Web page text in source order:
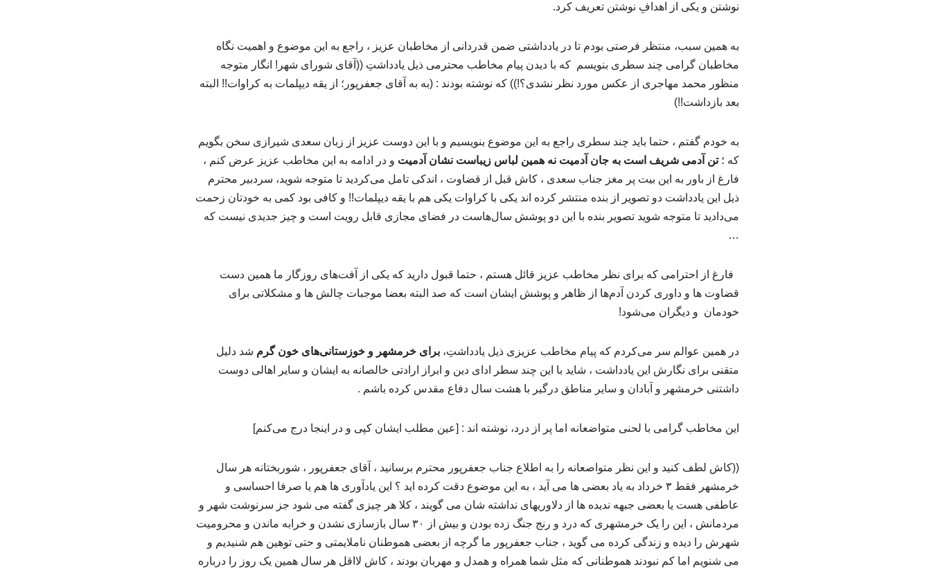
نوشتن و یکی از اهدافِ نوشتن تعریف کرد.
به همین سبب، منتظر فرصتی بودم تا در یادداشتی ضمن قدردانی از مخاطبان عزیز ، راجع به این موضوع و اهمیت نگاه
مخاطبان گرامی چند سطری بنویسم که با دیدن پیام مخاطب محترمی ذیل یادداشتِ ((آقای شورای شهر! انگار متوجه
منظور محمد مهاجری از عکس مورد نظر نشدی؟!)) که نوشته بودند : (به به آقای جعفرپور؛ از یقه دیپلمات به کراوات!! البته
بعد بازداشت!!)
به خودم گفتم ، حتما باید چند سطری راجع به این موضوع بنویسیم و با این دوست عزیز از زبان سعدی شیرازی سخن بگویم
که ؛تن آدمی شریف است به جان آدمیت نه همین لباس زیباست نشان آدمیت و در ادامه به این مخاطب عزیز عرض کنم ،
فارغ از باور به این بیت پر مغز جناب سعدی ، کاش قبل از قضاوت ، اندکی تامل می‌کردید تا متوجه شوید، سردبیر محترم
ذیل این یادداشت دو تصویر از بنده منتشر کرده اند یکی با کراوات یکی هم با یقه دیپلمات!! و کافی بود کمی به خودتان زحمت
می‌دادید تا متوجه شوید تصویر بنده با این دو پوشش سال‌هاست در فضای مجازی قابل رویت است و چیز جدیدی نیست که
…
فارغ از احترامی که برای نظر مخاطب عزیز قائل هستم ، حتما قبول دارید که یکی از آفت‌های روزگار ما همین دست
قضاوت ها و داوری کردن آدم‌ها از ظاهر و پوشش ایشان است که صد البته بعضا موجبات چالش ها و مشکلاتی برای
خودمان و دیگران می‌شود!
در همین عوالم سر می‌کردم که پیام مخاطب عزیزی ذیل یادداشتِ،برای خرمشهر و خوزستانی‌های خون گرم شد دلیل
متقنی برای نگارش این یادداشت ، شاید با این چند سطر ادای دین و ابراز ارادتی خالصانه‌ به ایشان و سایر اهالی دوست
داشتنی خرمشهر و آبادان و سایر مناطق درگیر با هشت سال دفاع مقدس کرده باشم .
این مخاطب گرامی با لحنی متواضعانه اما پر از درد، نوشته اند : [عین مطلب ایشان کپی و در اینجا درج می‌کنم]
((کاش لطف کنید و این نظر متواصعانه را به اطلاع جناب جعفرپور محترم برسانید ، آقای جعفرپور ، شوربختانه هر سال
خرمشهر فقط ۳ خرداد به یاد بعضی ها می آید ، به این موضوع دقت کرده اید ؟ این یادآوری ها هم یا صرفا احساسی و
عاطفی هست یا بعضی جبهه ندیده ها از دلاوریهای نداشته شان می گویند ، کلا هر چیزی گفته می شود جز سرنوشت شهر و
مردمانش ، این را یک خرمشهری که درد و رنج جنگ زده بودن و بیش از ۳۰ سال بازسازی نشدن و خرابه ماندن و محرومیت
شهرش را دیده و زندگی کرده می گوید ، جناب جعفرپور ما گرچه از بعضی هموطنان ناملایمتی و حتی توهین هم شنیدیم و
می شنویم اما کم نبودند هموطنانی که مثل شما همراه و همدل و مهربان بودند ، کاش لااقل هر سال همین یک روز را درباره